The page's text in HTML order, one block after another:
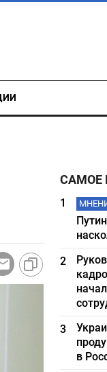
САМОЕ
1
2
3
в